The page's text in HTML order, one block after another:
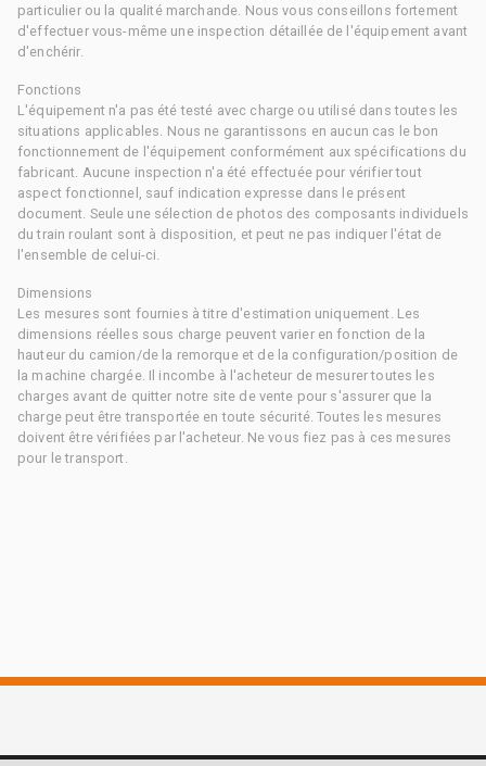
particulier ou la qualité marchande. Nous vous conseillons fortement
d'effectuer vous-même une inspection détaillée de l'équipement avant
d'enchérir.
Fonctions
L'équipement n'a pas été testé avec charge ou utilisé dans toutes les
situations applicables. Nous ne garantissons en aucun cas le bon
fonctionnement de l'équipement conformément aux spécifications du
fabricant. Aucune inspection n'a été effectuée pour vérifier tout
aspect fonctionnel, sauf indication expresse dans le présent
document. Seule une sélection de photos des composants individuels
du train roulant sont à disposition, et peut ne pas indiquer l'état de
l'ensemble de celui-ci.
Dimensions
Les mesures sont fournies à titre d'estimation uniquement. Les
dimensions réelles sous charge peuvent varier en fonction de la
hauteur du camion/de la remorque et de la configuration/position de
la machine chargée. Il incombe à l'acheteur de mesurer toutes les
charges avant de quitter notre site de vente pour s'assurer que la
charge peut être transportée en toute sécurité. Toutes les mesures
doivent être vérifiées par l'acheteur. Ne vous fiez pas à ces mesures
pour le transport.